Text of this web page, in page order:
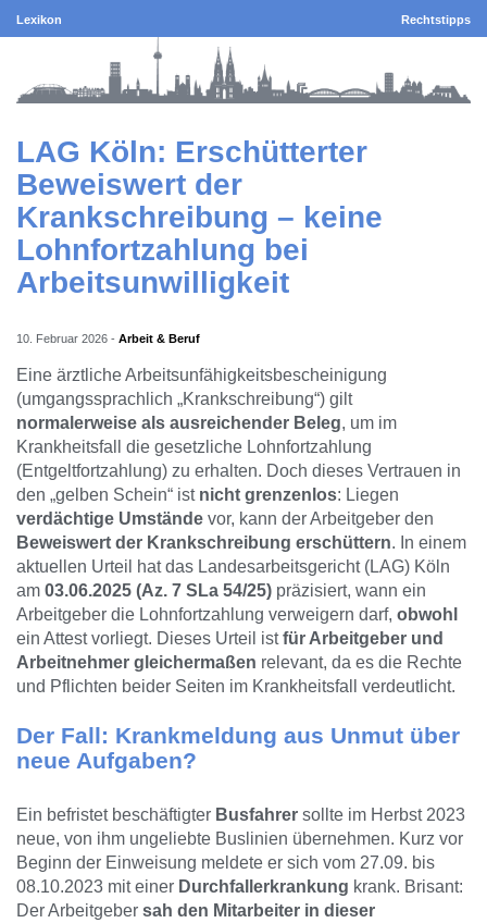
Lexikon Rechtstipps
LAG Köln: Erschütterter
Beweiswert der
Krankschreibung – keine
Lohnfortzahlung bei
Arbeitsunwilligkeit
10. Februar 2026 - Arbeit & Beruf
Eine ärztliche Arbeitsunfähigkeitsbescheinigung
(umgangssprachlich „Krankschreibung“) gilt
normalerweise als ausreichender Beleg, um im
Krankheitsfall die gesetzliche Lohnfortzahlung
(Entgeltfortzahlung) zu erhalten. Doch dieses Vertrauen in
den „gelben Schein“ ist nicht grenzenlos: Liegen
verdächtige Umstände vor, kann der Arbeitgeber den
Beweiswert der Krankschreibung erschüttern. In einem
aktuellen Urteil hat das Landesarbeitsgericht (LAG) Köln
am 03.06.2025 (Az. 7 SLa 54/25) präzisiert, wann ein
Arbeitgeber die Lohnfortzahlung verweigern darf, obwohl
ein Attest vorliegt. Dieses Urteil istfür Arbeitgeber und
Arbeitnehmer gleichermaßen relevant, da es die Rechte
und Pflichten beider Seiten im Krankheitsfall verdeutlicht.
Der Fall: Krankmeldung aus Unmut über
neue Aufgaben?
Ein befristet beschäftigter Busfahrer sollte im Herbst 2023
neue, von ihm ungeliebte Buslinien übernehmen. Kurz vor
Beginn der Einweisung meldete er sich vom 27.09. bis
08.10.2023 mit einer Durchfallerkrankung krank. Brisant:
Der Arbeitgeber sah den Mitarbeiter in dieser